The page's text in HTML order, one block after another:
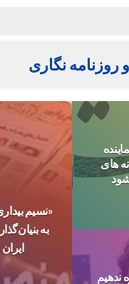
نگاری
«نسیم
به
های
ندهیم